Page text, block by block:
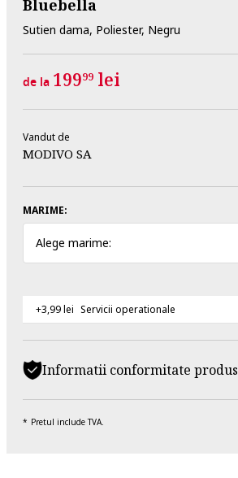
Bluebella
Sutien dama, Poliester, Negru
de la 19999 lei
Vandut de
MODIVO SA
MARIME:
Alege marime:
+3,99 lei Servicii operationale
Informatii conformitate produs
Pretul include TVA.